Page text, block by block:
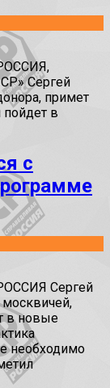
Сергей
примет
пойдет в
с
Сергей
в новые
необходимо